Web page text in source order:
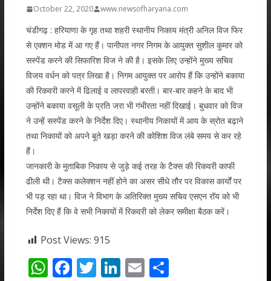
October 22, 2020 www.newsofharyana.com
चंडीगढ़ : हरियाणा के गृह तथा शहरी स्थानीय निकाय मंत्री अनिल विज फिर
से एक्शन मोड में आ गए हैं। पानीपत नगर निगम के आयुक्त सुशील कुमार को
सस्पेंड करने की सिफारिश विज ने की है। इसके लिए उन्होंने मुख्य सचिव
विजय वर्धन को पत्र लिखा है। निगम आयुक्त पर आरोप हैं कि उन्होंने बकाया
की रिकवरी करने में ढिलाई व लापरवाही बरती। बार-बार कहने के बाद भी
उन्होंने बकाया वसूली के प्रति जरा भी गंभीरता नहीं दिखाई। बुधवार को विज
ने उन्हें सस्पेंड करने के निर्देश दिए। स्थानीय निकायों में आय के स्रोत बढ़ाने
तथा निकायों को अपने बूते खड़ा करने की कोशिश विज लंबे समय से कर रहे
हैं।
जानकारी के मुताबिक निकाय से जुड़े कई तरह के टैक्स की रिकवरी काफी
ढीली थी। टैक्स कलेक्शन नहीं होने का असर सीधे तौर पर विकास कार्यों पर
भी पड़ रहा था। विज ने विभाग के अतिरिक्त मुख्य सचिव एसएन रॉय को भी
निर्देश दिए हैं कि वे सभी निकायों में रिकवरी को लेकर समीक्षा बैठक करें।
Post Views: 915
W F T Li E S